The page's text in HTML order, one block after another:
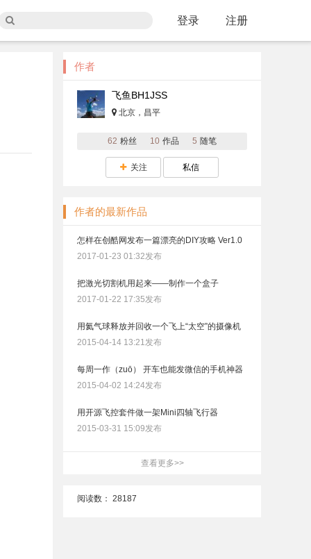
登录 注册
作者
飞鱼BH1JSS
北京，昌平
62 粉丝 10 作品 5 随笔
关注 私信
作者的最新作品
怎样在创酷网发布一篇漂亮的DIY攻略 Ver1.0
2017-01-23 01:32发布
把激光切割机用起来——制作一个盒子
2017-01-22 17:35发布
用氦气球释放并回收一个飞上“太空”的摄像机
2015-04-14 13:21发布
每周一作（zuō） 开车也能发微信的手机神器
2015-04-02 14:24发布
用开源飞控套件做一架Mini四轴飞行器
2015-03-31 15:09发布
查看更多>>
阅读数： 28187